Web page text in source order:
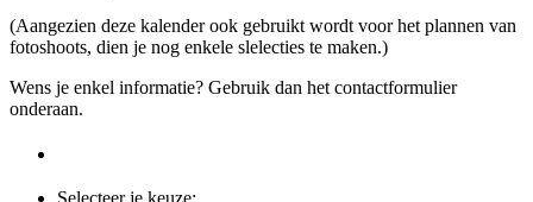
(Aangezien deze kalender ook gebruikt wordt voor het plannen van
fotoshoots, dien je nog enkele slelecties te maken.)
Wens je enkel informatie? Gebruik dan het contactformulier
onderaan.